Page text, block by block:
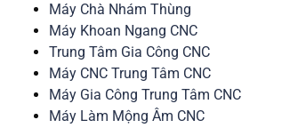
Máy Chà Nhám Thùng
Máy Khoan Ngang CNC
Trung Tâm Gia Công CNC
Máy CNC Trung Tâm CNC
Máy Gia Công Trung Tâm CNC
Máy Làm Mộng Âm CNC